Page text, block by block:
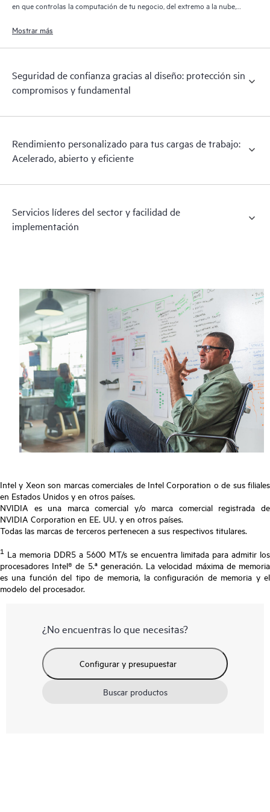
en que controlas la computación de tu negocio, del extremo a la nube,
Mostrar más
Seguridad de confianza gracias al diseño: protección sin
compromisos y fundamental
Rendimiento personalizado para tus cargas de trabajo:
Acelerado, abierto y eficiente
Servicios líderes del sector y facilidad de
implementación
Intel y Xeon son marcas comerciales de Intel Corporation o de sus filiales
en Estados Unidos y en otros países.
NVIDIA es una marca comercial y/o marca comercial registrada de
NVIDIA Corporation en EE. UU. y en otros países.
Todas las marcas de terceros pertenecen a sus respectivos titulares.
1 La memoria DDR5 a 5600 MT/s se encuentra limitada para admitir los
procesadores Intel® de 5.ª generación. La velocidad máxima de memoria
es una función del tipo de memoria, la configuración de memoria y el
modelo del procesador.
¿No encuentras lo que necesitas?
Configurar y presupuestar
Buscar productos